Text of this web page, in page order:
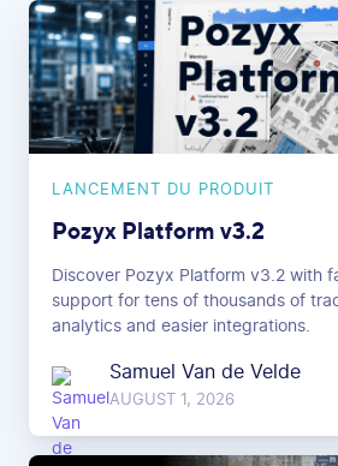
LANCEMENT DU PRODUIT
Pozyx Platform v3.2
Discover Pozyx Platform v3.2 with
support for tens of thousands of
analytics and easier integrations.
Samuel Van de Velde
AUGUST 1, 2026